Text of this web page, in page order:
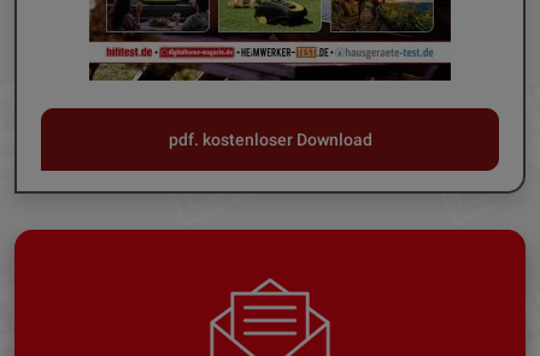
pdf. kostenloser Download